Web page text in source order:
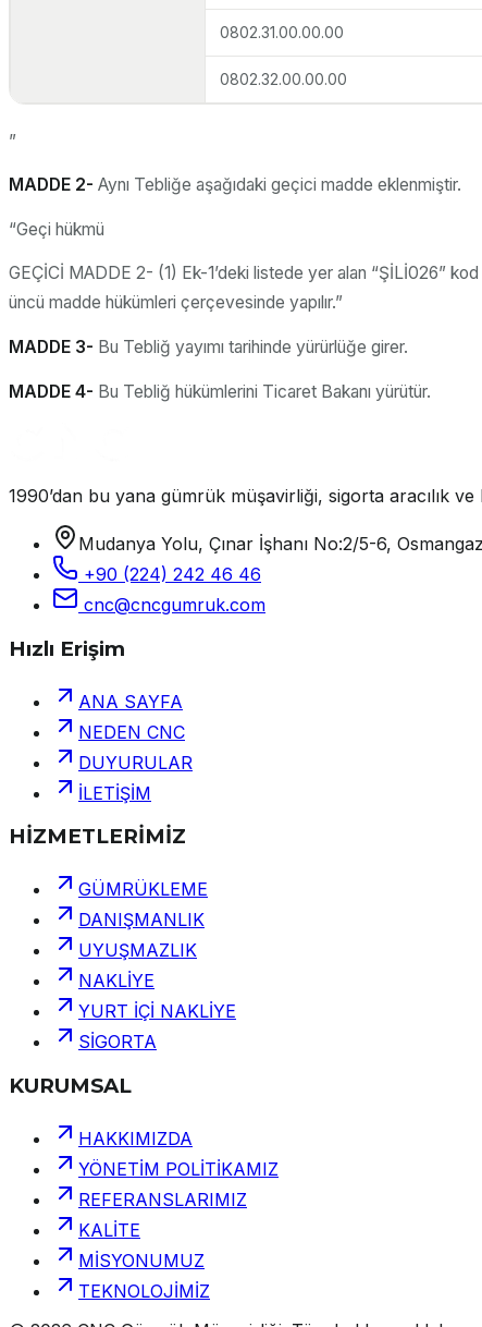
0802.31.00.00.00
0802.32.00.00.00
”
MADDE 2- Aynı Tebliğe aşağıdaki geçici madde eklenmiştir.
“Geçi hükmü
GEÇİCİ MADDE 2- (1) Ek-1’deki listede yer alan “ŞİLİ026” kod
üncü madde hükümleri çerçevesinde yapılır.”
MADDE 3- Bu Tebliğ yayımı tarihinde yürürlüğe girer.
MADDE 4- Bu Tebliğ hükümlerini Ticaret Bakanı yürütür.
1990’dan bu yana gümrük müşavirliği, sigorta aracılık
Mudanya Yolu, Çınar İşhanı No:2/5-6,
+90 (224) 242 46 46
cnc@cncgumruk.com
Hızlı Erişim
ANA SAYFA
NEDEN CNC
DUYURULAR
İLETİŞİM
HİZMETLERİMİZ
GÜMRÜKLEME
DANIŞMANLIK
UYUŞMAZLIK
NAKLİYE
YURT İÇİ NAKLİYE
SİGORTA
KURUMSAL
HAKKIMIZDA
YÖNETİM POLİTİKAMIZ
REFERANSLARIMIZ
KALİTE
MİSYONUMUZ
TEKNOLOJİMİZ